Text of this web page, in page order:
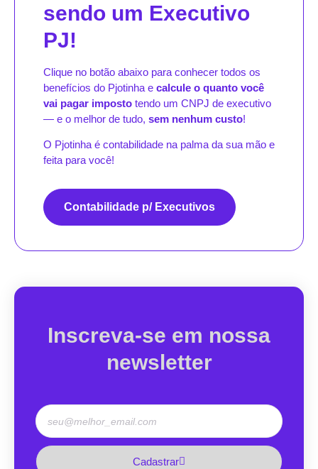
sendo um Executivo
PJ!
Clique no botão abaixo para conhecer todos os
benefícios do Pjotinha e calcule o quanto você
vai pagar imposto tendo um CNPJ de executivo
— e o melhor de tudo, sem nenhum custo!
O Pjotinha é contabilidade na palma da sua mão e
feita para você!
Contabilidade p/ Executivos
Inscreva-se em nossa
newsletter
Cadastrar